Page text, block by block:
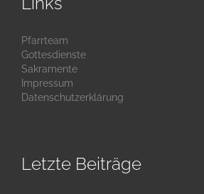
Pfarrteam
Gottesdienste
Sakramente
Impressum
Datenschutzerklärung
Letzte Beiträge